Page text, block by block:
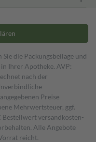
die Packungsbeilage und
Ihrer Apotheke. AVP:
nach der
Preise
Mehrwertsteuer, ggf.
Bestell­wert versand­kosten­
Alle Angebote
reicht.